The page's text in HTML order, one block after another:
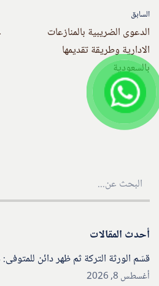
السابق
الدعوى الضريبية بالمنازعات
الادارية وطريقة تقديمها
بالسعودية
أحدث المقالات
قسّم الورثة التركة ثم ظهر دائن
أغسطس 8, 2026